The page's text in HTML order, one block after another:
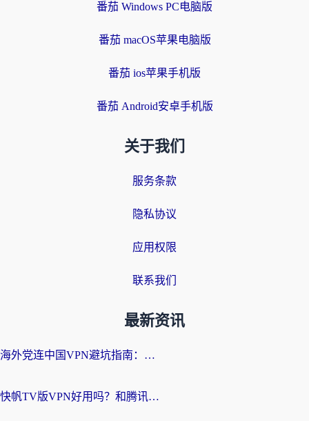
番茄 Windows PC电脑版
番茄 macOS苹果电脑版
番茄 ios苹果手机版
番茄 Android安卓手机版
关于我们
服务条款
隐私协议
应用权限
联系我们
最新资讯
海外党连中国VPN避坑指南：如何选到真正能无缝刷国内资源的加速器？
快帆TV版VPN好用吗？和腾讯VPN对比哪个回国效果更好？海外党必看的真实体验指南